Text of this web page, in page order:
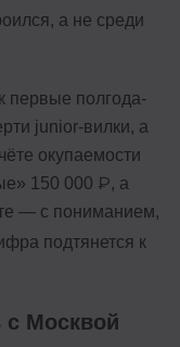
а не среди
первые полгода-
junior-вилки, а
окупаемости
150 000 ₽, а
— с пониманием,
подтянется к
с Москвой